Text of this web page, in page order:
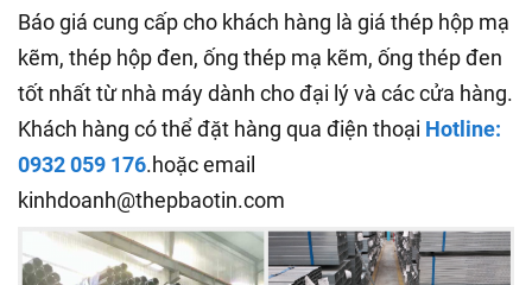
Báo giá cung cấp cho khách hàng là giá thép hộp mạ
kẽm, thép hộp đen, ống thép mạ kẽm, ống thép đen
tốt nhất từ nhà máy dành cho đại lý và các cửa hàng.
Khách hàng có thể đặt hàng qua điện thoại Hotline:
0932 059 176.hoặc email
kinhdoanh@thepbaotin.com